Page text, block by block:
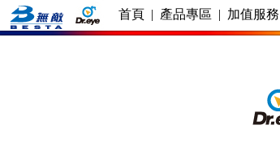
首頁 | 產品專區 | 加值服務